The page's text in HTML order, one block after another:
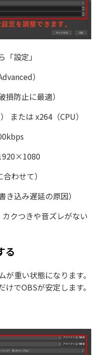
設定」
）
防止に最適）
または x264（CPU）
わせて）
き込み遅延の原因）
クつきや音ズレがない
る
重い状態になります。
でOBSが安定します。